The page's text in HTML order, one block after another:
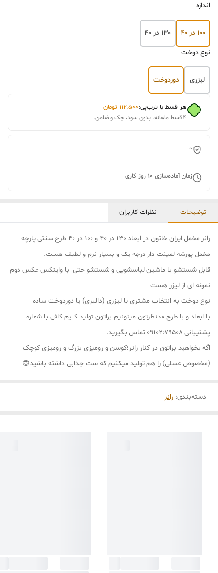
اندازه
۱۰۰ در ۴۰ ۱۳۰ در ۴۰
نوع دوخت
لیزری دوردوخت
هر قسط با ترب‌پی:۱۱۲٬۵۰۰ تومان
۴ قسط ماهانه. بدون سود، چک و ضامن.
0
زمان آماده‌سازی 10 روز کاری
توضیحات نظرات کاربران
رانر مخمل ایران خاتون در ابعاد ۱۳۰ در ۴۰ و ۱۰۰ در ۴۰ طرح سنتی پارچه
مخمل پورشه لمینت دار درجه یک و بسیار نرم و لطیف هست.
قابل شستشو با ماشین لباسشویی و شستشو حتی با وایتکس عکس دوم
نمونه ای از لیزر هست
نوع دوخت به انتخاب مشتری یا لیزری (دالبری) یا دوردوخت ساده
با ابعاد و با طرح مدنظرتون میتونیم براتون تولید کنیم کافی با شماره
پشتیبانی ۰۹۱۰۲۰۷۹۵۰۸ تماس بگیرید.
اگه بخواهید براتون در کنار رانر؛کوسن و رومیزی بزرگ و رومیزی کوچک
(مخصوص عسلی) را هم تولید میکنیم که ست جذابی داشته باشید😍
دسته‌بندی: رانر